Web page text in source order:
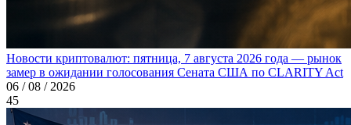
Новости криптовалют: пятница, 7 августа 2026 года — рынок
замер в ожидании голосования Сената США по CLARITY Act
06 / 08 / 2026
45